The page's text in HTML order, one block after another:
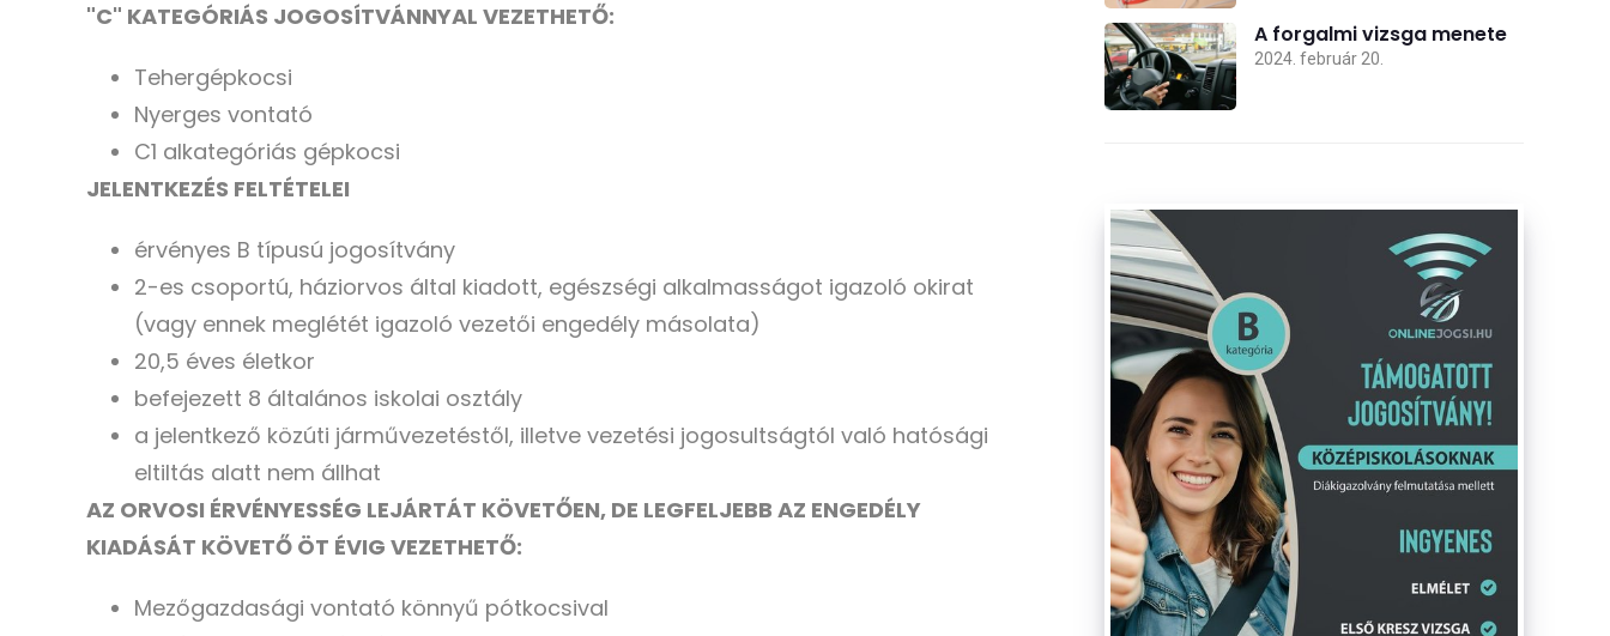
"C" KATEGÓRIÁS JOGOSÍTVÁNNYAL VEZETHETŐ:
Tehergépkocsi
Nyerges vontató
C1 alkategóriás gépkocsi
JELENTKEZÉS FELTÉTELEI
érvényes B típusú jogosítvány
2-es csoportú, háziorvos által kiadott, egészségi alkalmasságot igazoló okirat
(vagy ennek meglétét igazoló vezetői engedély másolata)
20,5 éves életkor
befejezett 8 általános iskolai osztály
a jelentkező közúti járművezetéstől, illetve vezetési jogosultságtól való hatósági
eltiltás alatt nem állhat
AZ ORVOSI ÉRVÉNYESSÉG LEJÁRTÁT KÖVETŐEN, DE LEGFELJEBB AZ ENGEDÉLY
KIADÁSÁT KÖVETŐ ÖT ÉVIG VEZETHETŐ:
Mezőgazdasági vontató könnyű pótkocsival
A forgalmi vizsga menete
2024. február 20.